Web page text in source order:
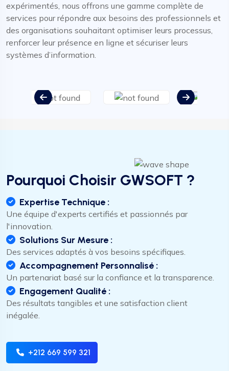
expérimentés, nous offrons une gamme complète de
services pour répondre aux besoins des professionnels et
des organisations souhaitant optimiser leurs processus,
renforcer leur présence en ligne et sécuriser leurs
systèmes d’information.
Pourquoi Choisir GWSOFT ?
Expertise Technique :
Une équipe d'experts certifiés et passionnés par
l'innovation.
Solutions Sur Mesure :
Des services adaptés à vos besoins spécifiques.
Accompagnement Personnalisé :
Un partenariat basé sur la confiance et la transparence.
Engagement Qualité :
Des résultats tangibles et une satisfaction client
inégalée.
+212 669 599 321